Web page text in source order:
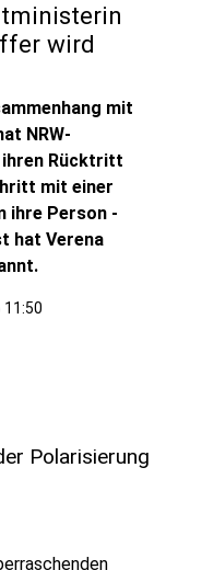
wird
mit
NRW-
Rücktritt
mit einer
ihre Person -
hat Verena
11:50
Polarisierung